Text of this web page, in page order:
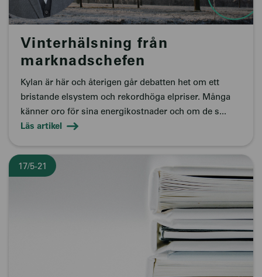
Vinterhälsning från
marknadschefen
Kylan är här och återigen går debatten het om ett
bristande elsystem och rekordhöga elpriser. Många
känner oro för sina energikostnader och om de s...
Läs artikel
17/5-21